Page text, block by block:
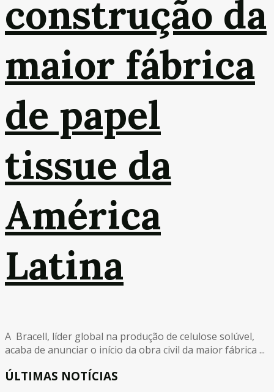
construção da
maior fábrica
de papel
tissue da
América
Latina
A Bracell, líder global na produção de celulose solúvel,
acaba de anunciar o início da obra civil da maior fábrica ...
ÚLTIMAS NOTÍCIAS